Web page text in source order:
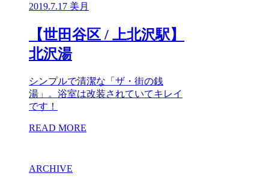
2019.7.17 美月
【世田谷区 / 上北沢駅】
北沢湯
シンプルで清潔な「ザ・街の銭
湯」。浴室は改装されていてキレイ
です！
READ MORE
ARCHIVE